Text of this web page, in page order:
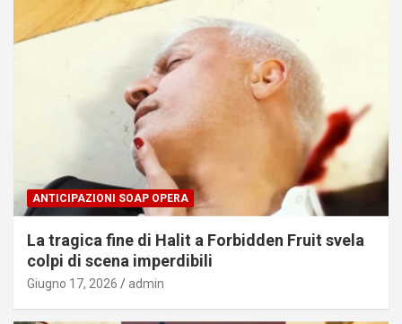
ANTICIPAZIONI SOAP OPERA
La tragica fine di Halit a Forbidden Fruit svela
colpi di scena imperdibili
Giugno 17, 2026 admin